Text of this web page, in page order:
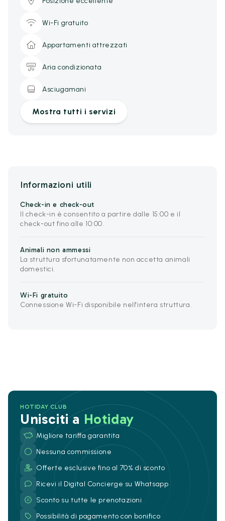
Wi-Fi gratuito
Appartamenti attrezzati
Aria condizionata
Asciugamani
Mostra tutti i servizi
Informazioni utili
Check-in e check-out
Il check-in è consentito a partire dalle 15:00 e il
check-out fino alle 10:00.
Animali non ammessi
La struttura sfortunatamente non accetta animali
domestici.
Wi-Fi gratuito
Connessione Wi-Fi disponibile nell'intera struttura.
HOTIDAY CLUB
Unisciti a Hotiday
Migliore tariffa garantita
Nessuna commissione
Offerte esclusive fino al 70% di sconto
Ricevi il Digital Concierge su Whatsapp
Sconto su tutte le prenotazioni
Possibilità di pagamento con bonifico